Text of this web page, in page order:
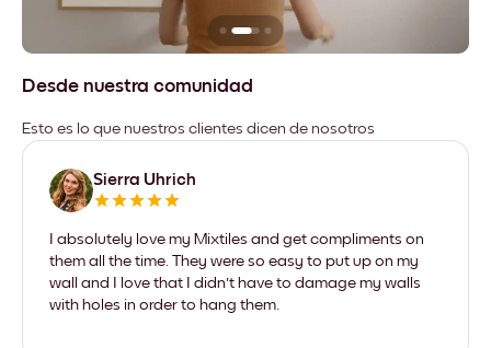
Desde nuestra comunidad
Esto es lo que nuestros clientes dicen de nosotros
Sierra Uhrich
I absolutely love my Mixtiles and get compliments on
them all the time. They were so easy to put up on my
wall and I love that I didn't have to damage my walls
with holes in order to hang them.